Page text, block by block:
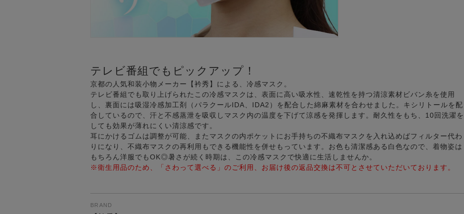
テレビ番組でもピックアップ！
京都の人気和装小物メーカー【衿秀】による、冷感マスク。
テレビ番組でも取り上げられたこの冷感マスクは、表面に高い吸水性、速乾性を持つ清涼素材ビバン糸を使用
し、裏面には吸湿冷感加工剤（パラクールIDA、IDA2）を配合した綿麻素材を合わせました。キシリトールを配
合しているので、汗と不感蒸泄を吸収しマスク内の温度を下げて涼感を発揮します。耐久性をもち、10回洗濯を
しても効果が薄れにくい清涼感です。
耳にかけるゴムは調整が可能、またマスクの内ポケットにお手持ちの不織布マスクを入れ込めばフィルター代わ
りになり、不織布マスクの再利用もできる機能性を併せもっています。お色も清潔感ある白色なので、着物姿は
もちろん洋服でもOK◎暑さが続く時期は、この冷感マスクで快適に生活しませんか。
※衛生用品のため、「さわって選べる」のご利用、お届け後の返品交換は不可とさせていただいております。
BRAND